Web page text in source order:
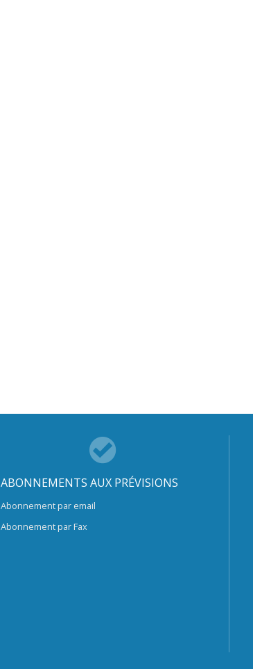
ABONNEMENTS AUX PRÉVISIONS
Abonnement par email
Abonnement par Fax